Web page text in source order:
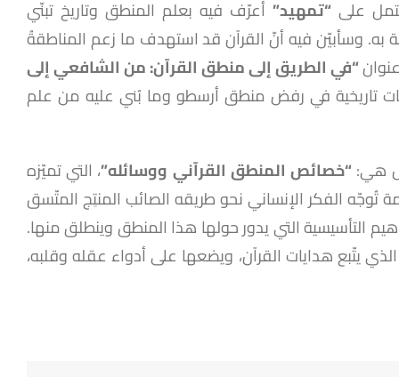
على “تمهيد” أُعرّف فيه بعلم المنطق وتاريخ تبنّي
وسأبيّن فيه أنّ القرآن قد استهدف ما زعم المناطقةُ
“في الطريق إلى منطق القرآن: من الشافعي إلى
تاريخية في رفض منطق أرسطو وما بُني عليه من علم
هي: “خصائص المنطق القرآني ووسائله”، التي تميّزه
الفكر الإنساني نحو طريقه الصائب المنتِج المتّسق
التأسيسية التي يدور حولها هذا المنطق وينطلق منها.
يتّبع هدايات القرآن، ويضعها على أدواء عقله وقلبه،